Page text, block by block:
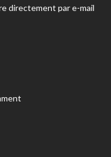
directement par e-mail